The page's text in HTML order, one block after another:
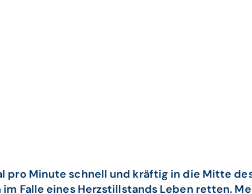
pro Minute schnell und kräftig in die Mitte
Falle eines Herzstillstands Leben retten.